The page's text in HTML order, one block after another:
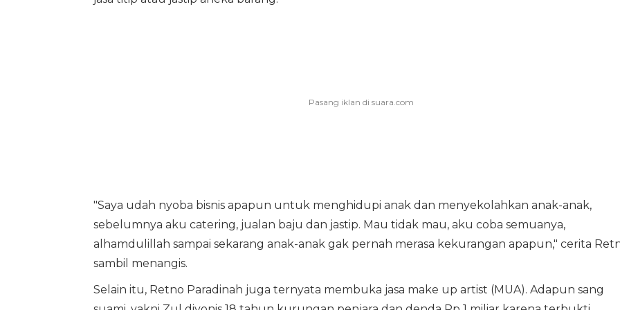
"Saya udah nyoba bisnis apapun untuk menghidupi anak dan menyekolahkan anak-anak,
sebelumnya aku catering, jualan baju dan jastip. Mau tidak mau, aku coba semuanya,
alhamdulillah sampai sekarang anak-anak gak pernah merasa kekurangan apapun," cerita
sambil menangis.
Selain itu, Retno Paradinah juga ternyata membuka jasa make up artist (MUA). Adapun sang